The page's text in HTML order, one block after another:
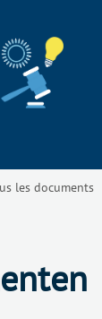
les documents